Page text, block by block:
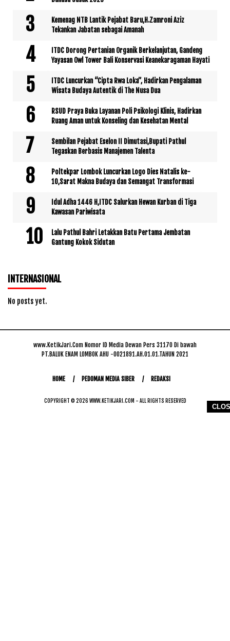
Kemenag NTB Lantik Pejabat Baru,H.Zamroni Aziz
Tekankan Jabatan sebagai Amanah
ITDC Dorong Pertanian Organik Berkelanjutan, Gandeng
Yayasan Owl Tower Bali Konservasi Keanekaragaman Hayati
ITDC Luncurkan “Cipta Rwa Loka”, Hadirkan Pengalaman
Wisata Budaya Autentik di The Nusa Dua
RSUD Praya Buka Layanan Poli Psikologi Klinis, Hadirkan
Ruang Aman untuk Konseling dan Kesehatan Mental
Sembilan Pejabat Eselon II Dimutasi,Bupati Pathul
Tegaskan Berbasis Manajemen Talenta
Poltekpar Lombok Luncurkan Logo Dies Natalis ke-
10,Sarat Makna Budaya dan Semangat Transformasi
Idul Adha 1446 H,ITDC Salurkan Hewan Kurban di Tiga
Kawasan Pariwisata
Lalu Pathul Bahri Letakkan Batu Pertama Jembatan
Gantung Kokok Sidutan
INTERNASIONAL
No posts yet.
www.KetikJari.Com Nomor ID Media Dewan Pers 31170 Di bawah
PT.BALUK ENAM LOMBOK AHU -0021891.AH.01.01.TAHUN 2021
HOME PEDOMAN MEDIA SIBER REDAKSI
COPYRIGHT © 2026 WWW.KETIKJARI.COM - ALL RIGHTS RESERVED